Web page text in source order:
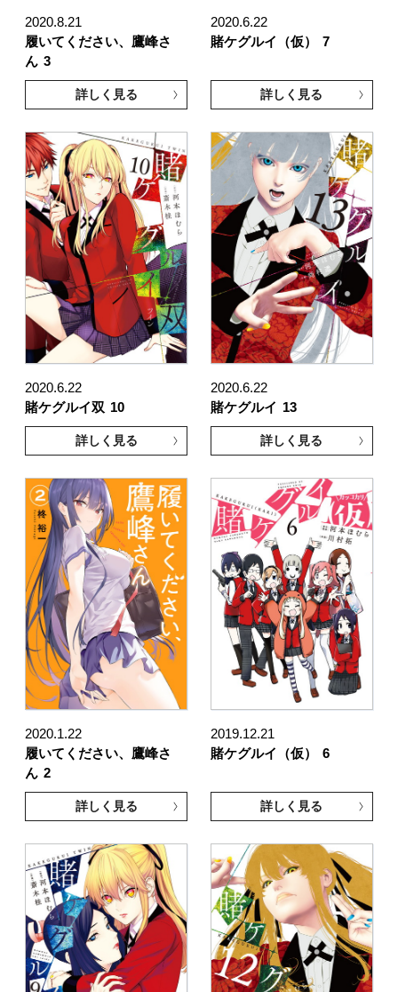
2020.8.21
履いてください、鷹峰さ
ん 3
詳しく見る
2020.6.22
賭ケグルイ（仮）
7
詳しく見る
2020.6.22
賭ケグルイ双 10
詳しく見る
2020.6.22
賭ケグルイ 13
詳しく見る
2020.1.22
履いてください、鷹峰さ
ん 2
詳しく見る
2019.12.21
賭ケグルイ（仮）
6
詳しく見る